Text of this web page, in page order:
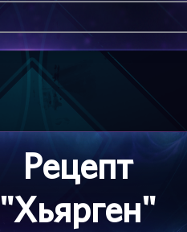
Рецепт
"Хьярген"